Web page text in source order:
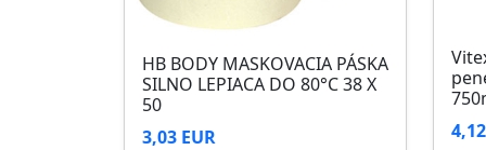
HB BODY MASKOVACIA PÁSKA
SILNO LEPIACA DO 80°C 38 X
50
3,03 EUR